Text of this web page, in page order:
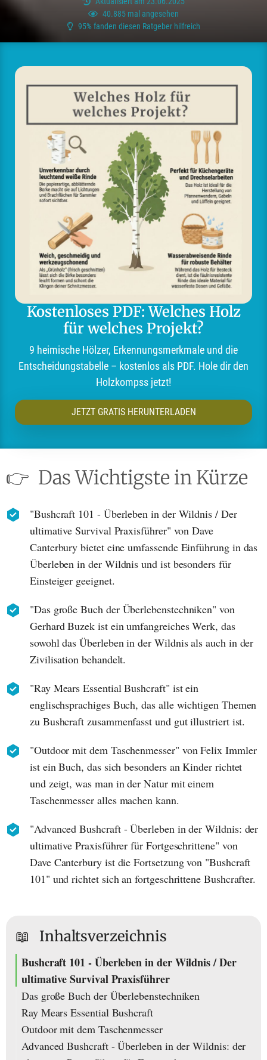
40.885 mal angesehen
95% fanden diesen Ratgeber hilfreich
Kostenloses PDF: Welches Holz
für welches Projekt?
9 heimische Hölzer, Erkennungsmerkmale und die
Entscheidungstabelle – kostenlos als PDF. Hole dir den
Holzkompss jetzt!
JETZT GRATIS HERUNTERLADEN
👉 Das Wichtigste in Kürze
"Bushcraft 101 - Überleben in der Wildnis / Der
ultimative Survival Praxisführer" von Dave
Canterbury bietet eine umfassende Einführung in das
Überleben in der Wildnis und ist besonders für
Einsteiger geeignet.
"Das große Buch der Überlebenstechniken" von
Gerhard Buzek ist ein umfangreiches Werk, das
sowohl das Überleben in der Wildnis als auch in der
Zivilisation behandelt.
"Ray Mears Essential Bushcraft" ist ein
englischsprachiges Buch, das alle wichtigen Themen
zu Bushcraft zusammenfasst und gut illustriert ist.
"Outdoor mit dem Taschenmesser" von Felix Immler
ist ein Buch, das sich besonders an Kinder richtet
und zeigt, was man in der Natur mit einem
Taschenmesser alles machen kann.
"Advanced Bushcraft - Überleben in der Wildnis: der
ultimative Praxisführer für Fortgeschrittene" von
Dave Canterbury ist die Fortsetzung von "Bushcraft
101" und richtet sich an fortgeschrittene Bushcrafter.
📖 Inhaltsverzeichnis
Bushcraft 101 - Überleben in der Wildnis / Der
ultimative Survival Praxisführer
Das große Buch der Überlebenstechniken
Ray Mears Essential Bushcraft
Outdoor mit dem Taschenmesser
Advanced Bushcraft - Überleben in der Wildnis: der